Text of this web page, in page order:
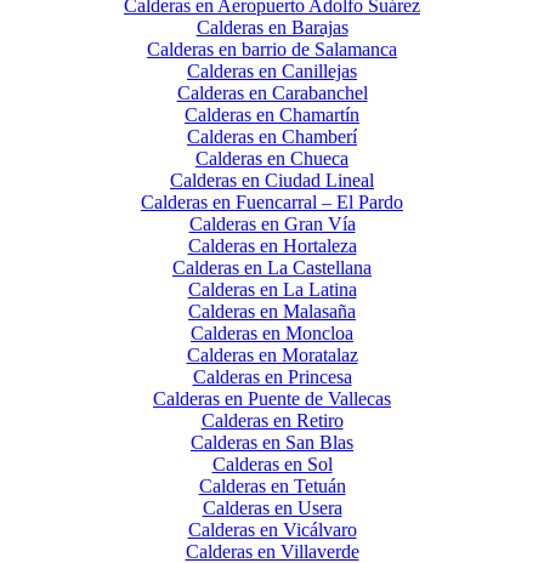
Calderas en Aeropuerto Adolfo Suárez
Calderas en Barajas
Calderas en barrio de Salamanca
Calderas en Canillejas
Calderas en Carabanchel
Calderas en Chamartín
Calderas en Chamberí
Calderas en Chueca
Calderas en Ciudad Lineal
Calderas en Fuencarral – El Pardo
Calderas en Gran Vía
Calderas en Hortaleza
Calderas en La Castellana
Calderas en La Latina
Calderas en Malasaña
Calderas en Moncloa
Calderas en Moratalaz
Calderas en Princesa
Calderas en Puente de Vallecas
Calderas en Retiro
Calderas en San Blas
Calderas en Sol
Calderas en Tetuán
Calderas en Usera
Calderas en Vicálvaro
Calderas en Villaverde